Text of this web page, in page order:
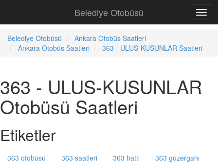
Belediye Otobüsü
Belediye Otobüsü
Ankara Otobüs Saatleri
Ankara Otobüs Saatleri
363 - ULUS-KUSUNLAR Saatleri
363 - ULUS-KUSUNLAR
Otobüsü Saatleri
Etiketler
363 otobüsü 363 saatleri 363 hattı
363 güzergahı